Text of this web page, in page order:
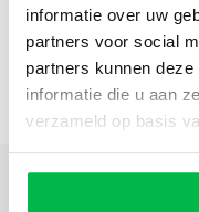
informatie over uw
partners voor social
partners kunnen
informatie die u aan
verzameld op basis